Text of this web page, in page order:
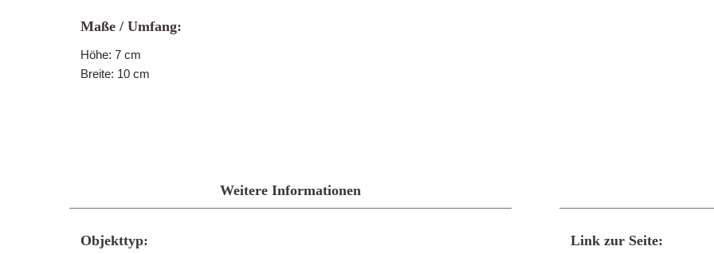
Maße / Umfang:
Höhe: 7 cm
Breite: 10 cm
Weitere Informationen
Objekttyp: Link zur Seite: